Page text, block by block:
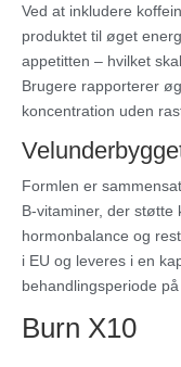
Ved at inkludere
produktet til øget
appetitten – hvilket
Brugere rapporterer
koncentration uden
Formlen er
B‑vitaminer, der støtte
hormonbalance og
i EU og leveres i en
behandlingsperiode
Burn X10